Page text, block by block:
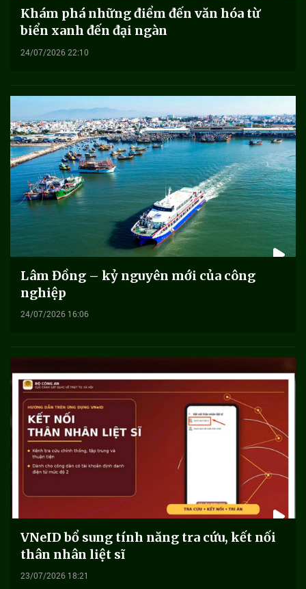
Khám phá những điểm đến văn hóa từ
biển xanh đến đại ngàn
24/07/2026 22:10
Lâm Đồng – kỷ nguyên mới của công
nghiệp
24/07/2026 16:06
VNeID bổ sung tính năng tra cứu, kết nối
thân nhân liệt sĩ
23/07/2026 18:21